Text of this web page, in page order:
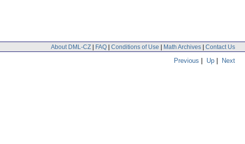
About DML-CZ | FAQ | Conditions of Use | Math Archives | Contact Us
Previous | Up | Next